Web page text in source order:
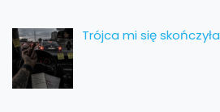
Trójca mi się skończyła